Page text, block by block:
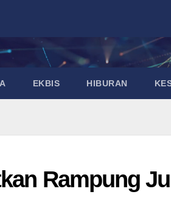
EKBIS HIBURAN
Rampung